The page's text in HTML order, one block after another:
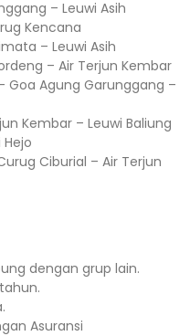
– Leuwi Asih
Kencana
– Leuwi Asih
– Air Terjun Kembar
Goa Agung Garunggang –
Kembar – Leuwi Baliung
Hejo
Ciburial – Air Terjun
dengan grup lain.
Asuransi